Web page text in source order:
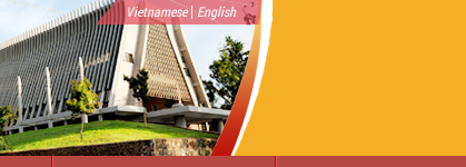
Vietnamese| English